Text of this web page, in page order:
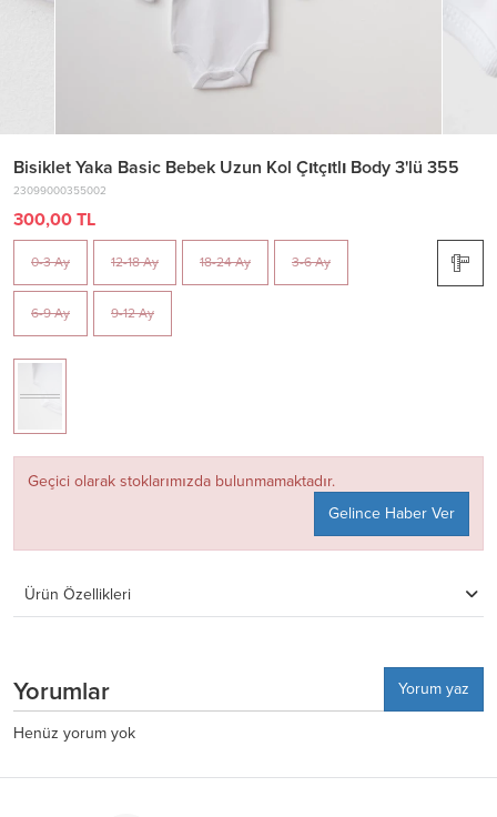
Bisiklet Yaka Basic Bebek Uzun Kol Çıtçıtlı Body 3'lü 355
23099000355002
300,00 TL
0-3 Ay 12-18 Ay 18-24 Ay 3-6 Ay
6-9 Ay 9-12 Ay
Geçici olarak stoklarımızda bulunmamaktadır.
Gelince Haber Ver
Ürün Özellikleri
Yorumlar
Yorum yaz
Henüz yorum yok